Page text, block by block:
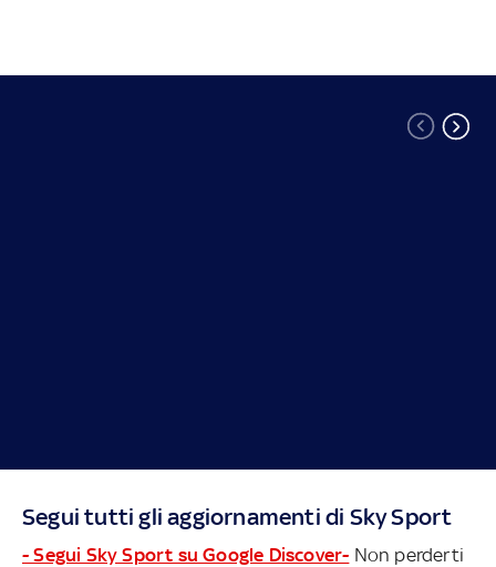
Segui tutti gli aggiornamenti di Sky Sport
- Segui Sky Sport su Google Discover- Non perderti